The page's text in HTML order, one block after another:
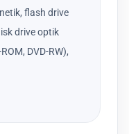
flash drive
drive optik
DVD-RW),